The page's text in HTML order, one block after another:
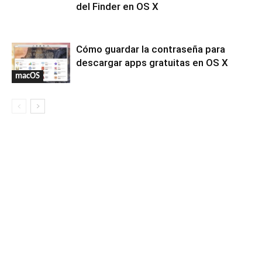
del Finder en OS X
macOS
Cómo guardar la contraseña para
descargar apps gratuitas en OS X